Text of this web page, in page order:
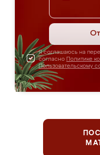
Я соглашаюсь на
согласно Политике
Пользовательскому